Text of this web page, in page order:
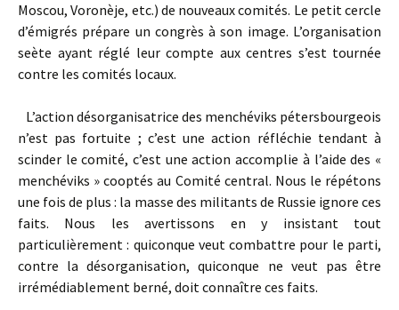
Moscou, Voronèje, etc.) de nouveaux comités. Le petit cercle
d’émigrés prépare un congrès à son image. L’organisation
seète ayant réglé leur compte aux centres s’est tournée
contre les comités locaux.
L’action désorganisatrice des menchéviks pétersbourgeois
n’est pas fortuite ; c’est une action réfléchie tendant à
scinder le comité, c’est une action accomplie à l’aide des «
menchéviks » cooptés au Comité central. Nous le répétons
une fois de plus : la masse des militants de Russie ignore ces
faits. Nous les avertissons en y insistant tout
particulièrement : quiconque veut combattre pour le parti,
contre la désorganisation, quiconque ne veut pas être
irrémédiablement berné, doit connaître ces faits.